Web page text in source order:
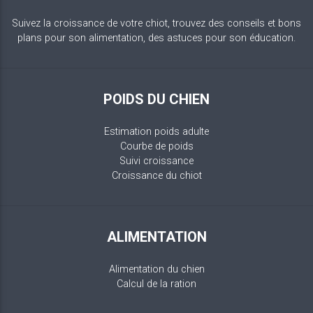
Suivez la croissance de votre chiot, trouvez des conseils et bons
plans pour son alimentation, des astuces pour son éducation.
POIDS DU CHIEN
Estimation poids adulte
Courbe de poids
Suivi croissance
Croissance du chiot
ALIMENTATION
Alimentation du chien
Calcul de la ration